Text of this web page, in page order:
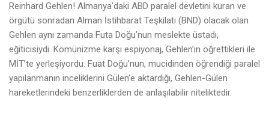
Reinhard Gehlen! Almanya’daki ABD paralel devletini kuran ve
örgütü sonradan Alman İstihbarat Teşkilatı (BND) olacak olan
Gehlen aynı zamanda Futa Doğu’nun meslekte üstadı,
eğiticisiydi. Komünizme karşı espiyonaj, Gehlen’in öğrettikleri ile
MİT’te yerleşiyordu. Fuat Doğu’nun, mucidinden öğrendiği paralel
yapılanmanın inceliklerini Gülen’e aktardığı, Gehlen-Gülen
hareketlerindeki benzerliklerden de anlaşılabilir niteliktedir.